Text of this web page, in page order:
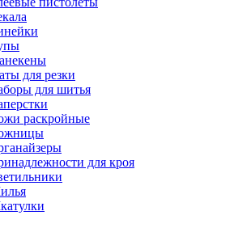
для резки
для шитья
раскройные
для кроя